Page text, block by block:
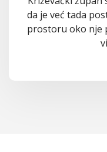
da je već tada
prostoru oko nje